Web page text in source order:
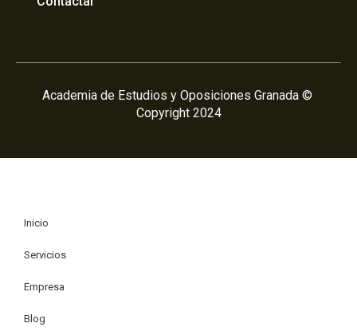
Academia de Estudios y Oposiciones Granada ©
Copyright 2024
Inicio
Servicios
Empresa
Blog